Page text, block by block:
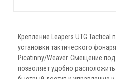
Крепление Leapers UTG Tactical
установки тактического
Picatinny/Weaver. Смещение под
позволяет удобно